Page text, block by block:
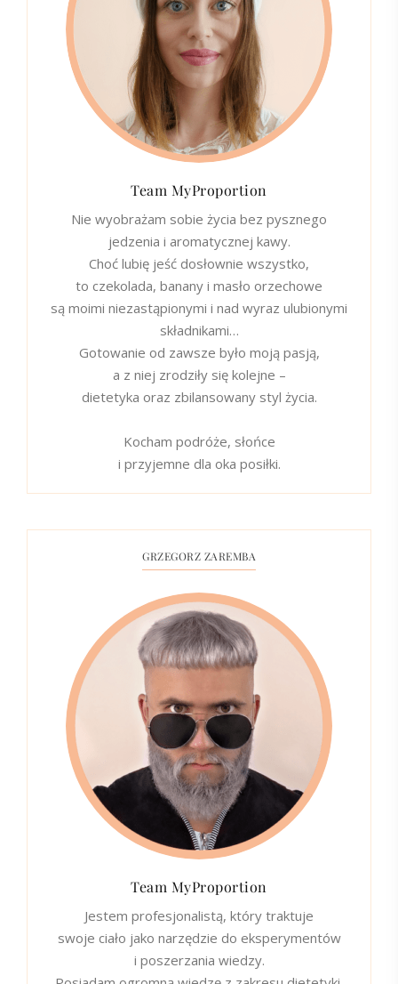
Team MyProportion
Nie wyobrażam sobie życia bez pysznego
jedzenia i aromatycznej kawy.
Choć lubię jeść dosłownie wszystko,
to czekolada, banany i masło orzechowe
są moimi niezastąpionymi i nad wyraz ulubionymi
składnikami…
Gotowanie od zawsze było moją pasją,
a z niej zrodziły się kolejne –
dietetyka oraz zbilansowany styl życia.
Kocham podróże, słońce
i przyjemne dla oka posiłki.
GRZEGORZ ZAREMBA
Team MyProportion
Jestem profesjonalistą, który traktuje
swoje ciało jako narzędzie do eksperymentów
i poszerzania wiedzy.